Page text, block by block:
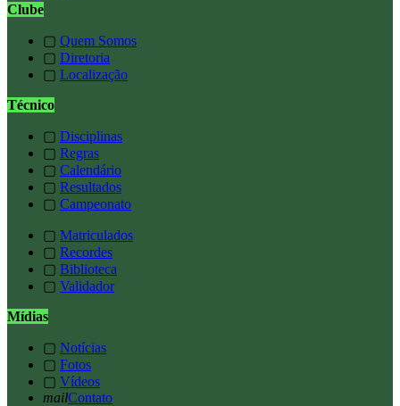
Clube
▢ Quem Somos
▢ Diretoria
▢ Localização
Técnico
▢ Disciplinas
▢ Regras
▢ Calendário
▢ Resultados
▢ Campeonato
▢ Matriculados
▢ Recordes
▢ Biblioteca
▢ Validador
Mídias
▢ Notícias
▢ Fotos
▢ Vídeos
mailContato